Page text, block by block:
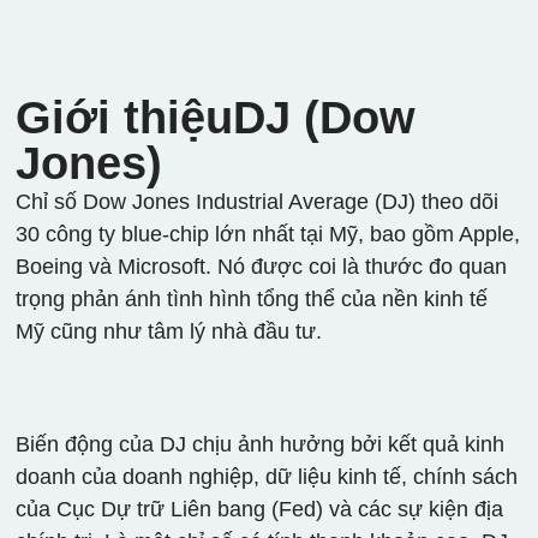
Jones
Giới thiệuDJ (Dow
Jones)
Chỉ số Dow Jones Industrial Average (DJ) theo dõi
30 công ty blue-chip lớn nhất tại Mỹ, bao gồm Apple,
Boeing và Microsoft. Nó được coi là thước đo quan
trọng phản ánh tình hình tổng thể của nền kinh tế
Mỹ cũng như tâm lý nhà đầu tư.
Biến động của DJ chịu ảnh hưởng bởi kết quả kinh
doanh của doanh nghiệp, dữ liệu kinh tế, chính sách
của Cục Dự trữ Liên bang (Fed) và các sự kiện địa